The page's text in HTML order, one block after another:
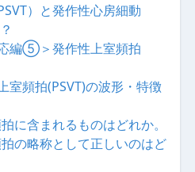
）と発作性心房細動
編⑤＞発作性上室頻拍
室頻拍(PSVT)の波形・特徴
に含まれるものはどれか。
の略称として正しいのはど